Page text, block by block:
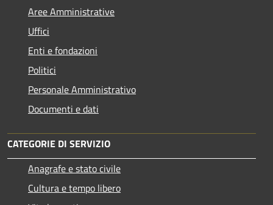
Aree Amministrative
Uffici
Enti e fondazioni
Politici
Personale Amministrativo
Documenti e dati
CATEGORIE DI SERVIZIO
Anagrafe e stato civile
Cultura e tempo libero